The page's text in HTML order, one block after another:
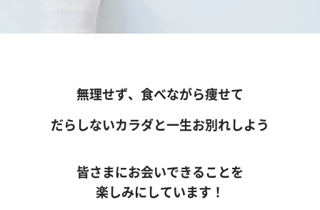
無理せず、食べながら痩せて
だらしないカラダと一生お別れしよう
皆さまにお会いできることを
楽しみにしています！